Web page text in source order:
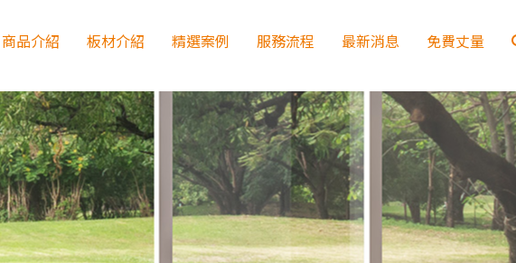
商品介紹 板材介紹 精選案例 服務流程 最新消息 免費丈量